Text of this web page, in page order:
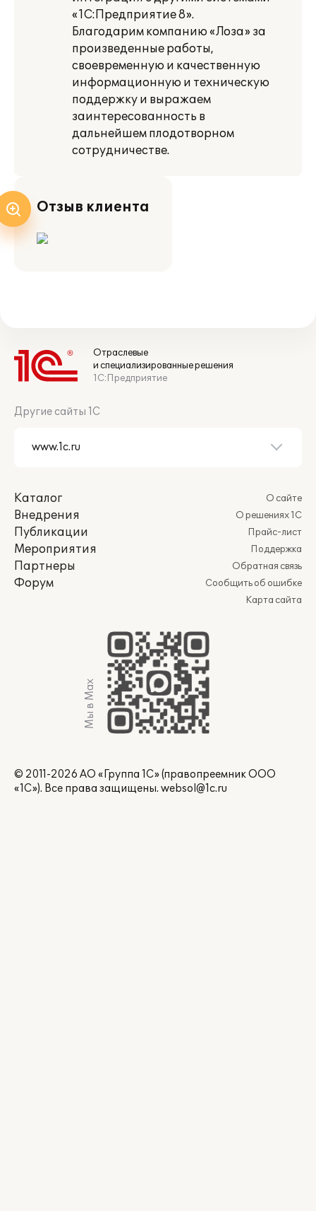
«1С:Предприятие 8».
Благодарим компанию «Лоза» за
произведенные работы,
своевременную и качественную
информационную и техническую
поддержку и выражаем
заинтересованность в
дальнейшем плодотворном
сотрудничестве.
Отзыв клиента
Отраслевые
и специализированные решения
1С:Предприятие
Другие сайты 1С
Каталог
Внедрения
Публикации
Мероприятия
Партнеры
Форум
О сайте
О решениях 1С
Прайс-лист
Поддержка
Обратная связь
Сообщить об ошибке
Карта сайта
Мы в Max
© 2011-2026 АО «Группа 1С» (правопреемник ООО
«1С»). Все права защищены. websol@1c.ru